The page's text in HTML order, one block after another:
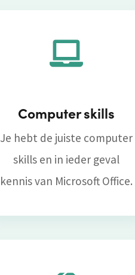
Computer skills
Je hebt de juiste computer
skills en in ieder geval
kennis van Microsoft Office.